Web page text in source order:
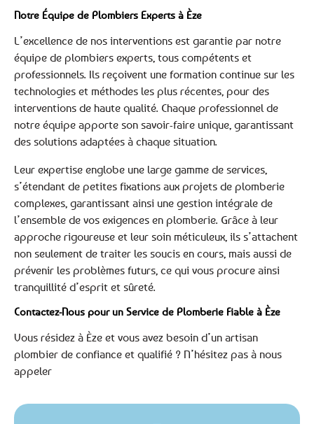
Notre Équipe de Plombiers Experts à Èze
L’excellence de nos interventions est garantie par notre
équipe de plombiers experts, tous compétents et
professionnels. Ils reçoivent une formation continue sur les
technologies et méthodes les plus récentes, pour des
interventions de haute qualité. Chaque professionnel de
notre équipe apporte son savoir-faire unique, garantissant
des solutions adaptées à chaque situation.
Leur expertise englobe une large gamme de services,
s’étendant de petites fixations aux projets de plomberie
complexes, garantissant ainsi une gestion intégrale de
l’ensemble de vos exigences en plomberie. Grâce à leur
approche rigoureuse et leur soin méticuleux, ils s’attachent
non seulement de traiter les soucis en cours, mais aussi de
prévenir les problèmes futurs, ce qui vous procure ainsi
tranquillité d’esprit et sûreté.
Contactez-Nous pour un Service de Plomberie Fiable à Èze
Vous résidez à Èze et vous avez besoin d’un artisan
plombier de confiance et qualifié ? N’hésitez pas à nous
appeler